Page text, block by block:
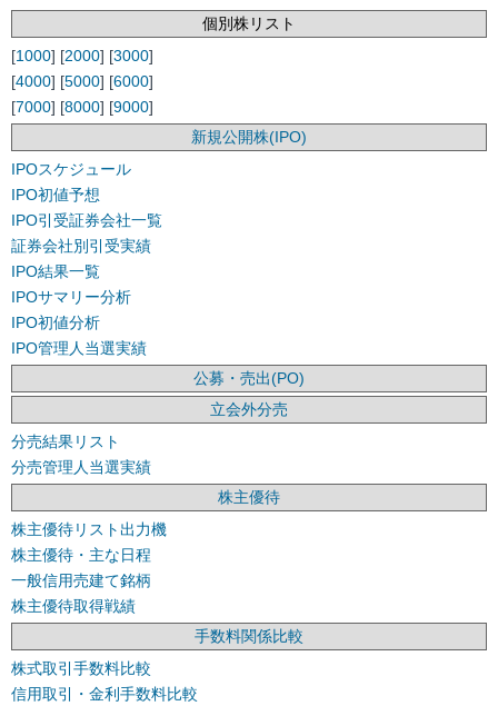
個別株リスト
[1000] [2000] [3000]
[4000] [5000] [6000]
[7000] [8000] [9000]
新規公開株(IPO)
IPOスケジュール
IPO初値予想
IPO引受証券会社一覧
証券会社別引受実績
IPO結果一覧
IPOサマリー分析
IPO初値分析
IPO管理人当選実績
公募・売出(PO)
立会外分売
分売結果リスト
分売管理人当選実績
株主優待
株主優待リスト出力機
株主優待・主な日程
一般信用売建て銘柄
株主優待取得戦績
手数料関係比較
株式取引手数料比較
信用取引・金利手数料比較